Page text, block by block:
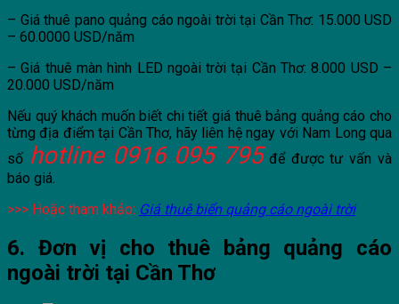
– Giá thuê pano quảng cáo ngoài trời tại Cần Thơ: 15.000 USD
– 60.0000 USD/năm
– Giá thuê màn hình LED ngoài trời tại Cần Thơ: 8.000 USD –
20.000 USD/năm
Nếu quý khách muốn biết chi tiết giá thuê bảng quảng cáo cho
từng địa điểm tại Cần Thơ, hãy liên hệ ngay với Nam Long qua
số hotline 0916 095 795để được tư vấn và
báo giá.
>>> Hoặc tham khảo: Giá thuê biển quảng cáo ngoài trời
6. Đơn vị cho thuê bảng quảng cáo
ngoài trời tại Cần Thơ